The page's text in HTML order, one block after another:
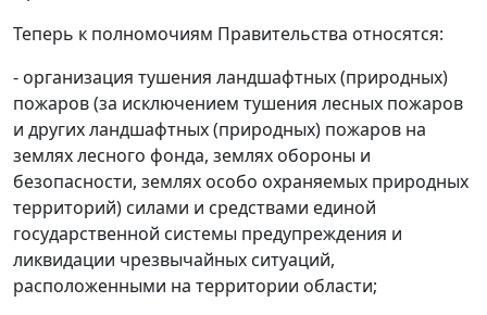
Теперь к полномочиям Правительства относятся:
- организация тушения ландшафтных (природных)
пожаров (за исключением тушения лесных пожаров
и других ландшафтных (природных) пожаров на
землях лесного фонда, землях обороны и
безопасности, землях особо охраняемых природных
территорий) силами и средствами единой
государственной системы предупреждения и
ликвидации чрезвычайных ситуаций,
расположенными на территории области;